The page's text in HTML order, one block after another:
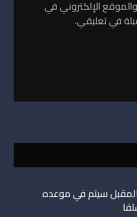
الإلكتروني في
في تعليقي.
سیتم في موعده